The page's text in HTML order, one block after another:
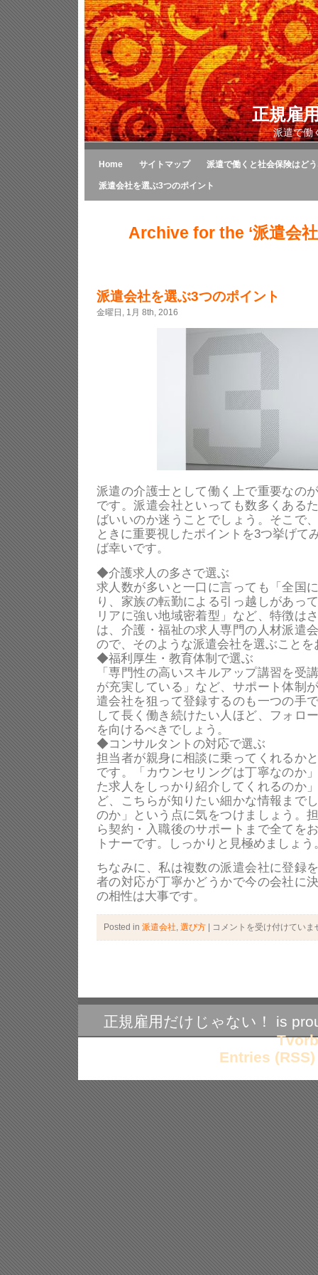
正規雇
派遣で働
Home サイトマップ 派遣で働くと社会保険はど
派遣会社を選ぶ3つのポイント
Archive for the ‘派遣会
派遣会社を選ぶ3つのポイント
金曜日, 1月 8th, 2016
派遣の介護士として働く上で重要なの
です。派遣会社といっても数多くある
ばいいのか迷うことでしょう。そこで
ときに重要視したポイントを3つ挙げて
ば幸いです。
◆介護求人の多さで選ぶ
求人数が多いと一口に言っても「全国
り、家族の転勤による引っ越しがあっ
リアに強い地域密着型」など、特徴は
は、介護・福祉の求人専門の人材派遣
ので、そのような派遣会社を選ぶこと
◆福利厚生・教育体制で選ぶ
「専門性の高いスキルアップ講習を受
が充実している」など、サポート体制
遣会社を狙って登録するのも一つの手
して長く働き続けたい人ほど、フォロ
を向けるべきでしょう。
◆コンサルタントの対応で選ぶ
担当者が親身に相談に乗ってくれるか
です。「カウンセリングは丁寧なのか
た求人をしっかり紹介してくれるのか
ど、こちらが知りたい細かな情報まで
のか」という点に気をつけましょう。
ら契約・入職後のサポートまで全てを
トナーです。しっかりと見極めましょう
ちなみに、私は複数の派遣会社に登録
者の対応が丁寧かどうかで今の会社に
の相性は大事です。
Posted in 派遣会社 選び方 | 派
つ
ポ
コメントを受け付けていま
正規雇用だけじゃない！ is
Entries (RSS)